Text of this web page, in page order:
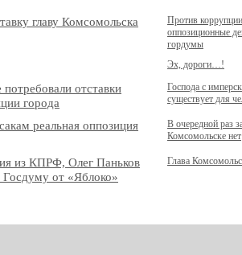
главу Комсомольска
Против
оппозиционные
гордумы
Эх, дороги…!
отставки
города
Господа с
существует для
реальная оппозиция
В очередной раз
Комсомольске нет
из КПРФ, Олег Паньков
Госдуму от «Яблоко»
Глава